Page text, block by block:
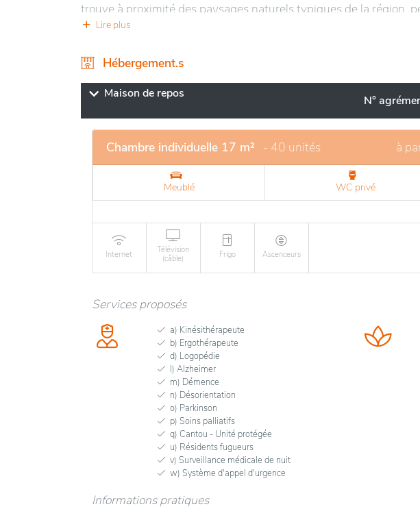
trouve à proximité des paysages naturels typiques de la région,
atmosphère calme et relaxante. Le site est bien desservi, avec
L’établissement offre un cadre confortable et chaleureux, avec
besoins des personnes âgées. Il propose des chambres
que des activités variées pour stimuler le bien-être physique et
et au soutien personnalisé garantit une prise en charge
endroit un havre de paix pour ses occupants.
Lire plus
Hébergement.s
Maison de repos N°
Chambre individuelle 17 m² - 40 unités à
Meublé WC privé
Internet
Télévision
(câble)
Frigo Ascenceurs
Services proposés
a) Kinésithérapeute
b) Ergothérapeute
d) Logopédie
l) Alzheimer
m) Démence
n) Désorientation
o) Parkinson
p) Soins palliatifs
q) Cantou - Unité protégée
u) Résidents fugueurs
v) Surveillance médicale de nuit
w) Système d'appel d'urgence
Informations pratiques